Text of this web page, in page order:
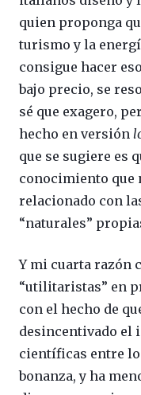
quien proponga
turismo y la
consigue hacer
bajo precio, se
sé que exagero,
hecho en versión
que se sugiere es
conocimiento que
relacionado con
“naturales”
Y mi cuarta razón
“utilitaristas” en
con el hecho de
desincentivado el
científicas entre
bonanza, y ha